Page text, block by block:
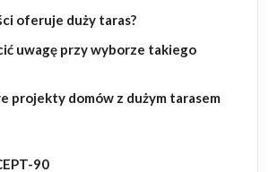
oferuje duży taras?
uwagę przy wyborze takiego
projekty domów z dużym tarasem
90